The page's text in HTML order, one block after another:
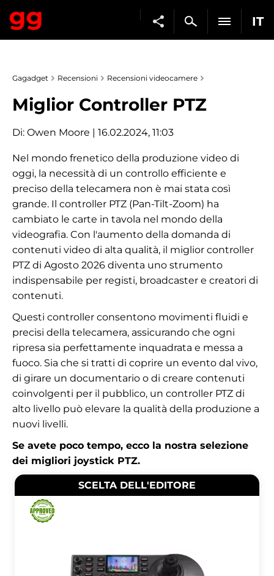
IT
Gagadget Recensioni Recensioni videocamere
Miglior Controller PTZ
Di: Owen Moore | 16.02.2024, 11:03
Nel mondo frenetico della produzione video di
oggi, la necessità di un controllo efficiente e
preciso della telecamera non è mai stata così
grande. Il controller PTZ (Pan-Tilt-Zoom) ha
cambiato le carte in tavola nel mondo della
videografia. Con l'aumento della domanda di
contenuti video di alta qualità, il miglior controller
PTZ di Agosto 2026 diventa uno strumento
indispensabile per registi, broadcaster e creatori di
contenuti.
Questi controller consentono movimenti fluidi e
precisi della telecamera, assicurando che ogni
ripresa sia perfettamente inquadrata e messa a
fuoco. Sia che si tratti di coprire un evento dal vivo,
di girare un documentario o di creare contenuti
coinvolgenti per il pubblico, un controller PTZ di
alto livello può elevare la qualità della produzione a
nuovi livelli.
Se avete poco tempo, ecco la nostra selezione
dei migliori joystick PTZ.
SCELTA DELL'EDITORE